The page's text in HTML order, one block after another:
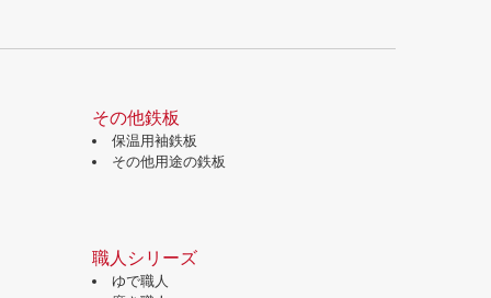
その他鉄板
保温用袖鉄板
その他用途の鉄板
職人シリーズ
ゆで職人